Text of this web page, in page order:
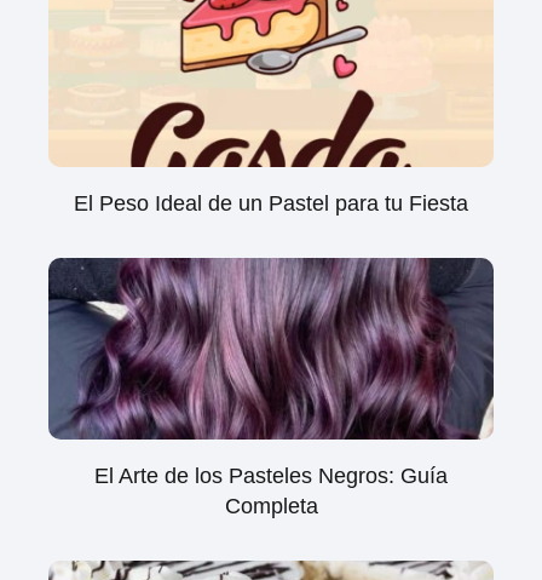
El Peso Ideal de un Pastel para tu Fiesta
El Arte de los Pasteles Negros: Guía
Completa